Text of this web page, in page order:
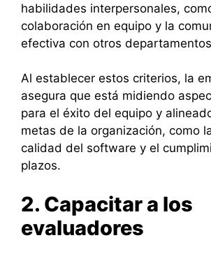
habilidades interpersonales,
colaboración en equipo y la
efectiva con otros
Al establecer estos criterios, la
asegura que está midiendo
para el éxito del equipo y
metas de la organización, como
calidad del software y el
plazos.
2. Capacitar a los
evaluadores